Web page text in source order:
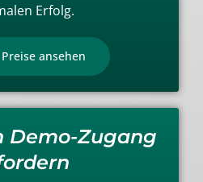
Erfolg.
Preise ansehen
Demo-Zugang